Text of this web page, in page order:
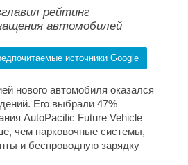
рейтинг
автомобилей
источники Google
нового автомобиля оказался
Его выбрали 47%
AutoPacific Future Vehicle
чем парковочные системы,
и беспроводную зарядку